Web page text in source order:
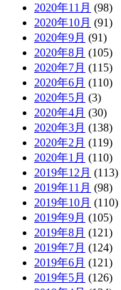
2020年11月 (98)
2020年10月 (91)
2020年9月 (91)
2020年8月 (105)
2020年7月 (115)
2020年6月 (110)
2020年5月 (3)
2020年4月 (30)
2020年3月 (138)
2020年2月 (119)
2020年1月 (110)
2019年12月 (113)
2019年11月 (98)
2019年10月 (110)
2019年9月 (105)
2019年8月 (121)
2019年7月 (124)
2019年6月 (121)
2019年5月 (126)